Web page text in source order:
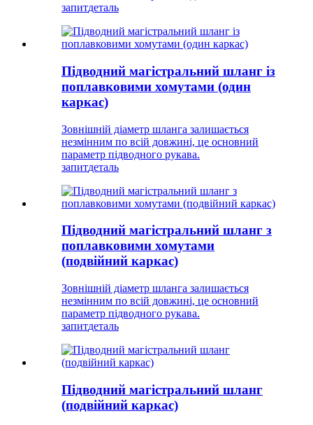
запитдеталь
Підводний магістральний шланг із
поплавковими хомутами (один
каркас)
Зовнішній діаметр шланга залишається
незмінним по всій довжині, це основний
параметр підводного рукава.
запитдеталь
Підводний магістральний шланг з
поплавковими хомутами
(подвійний каркас)
Зовнішній діаметр шланга залишається
незмінним по всій довжині, це основний
параметр підводного рукава.
запитдеталь
Підводний магістральний шланг
(подвійний каркас)